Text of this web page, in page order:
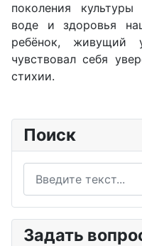
Поиск
Задать
поколения
воде и здоровья
ребёнок, живущий
чувствовал себя
стихии.